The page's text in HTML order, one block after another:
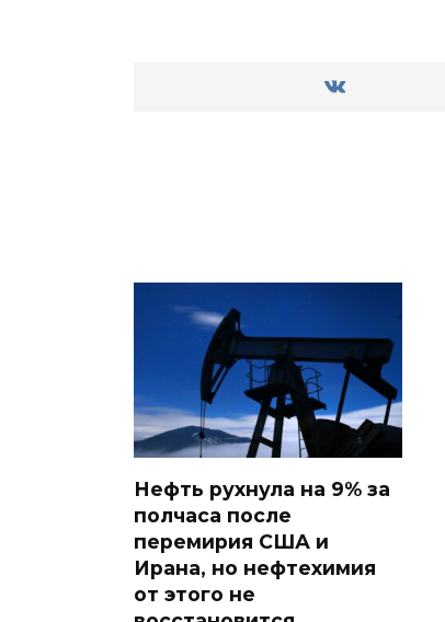
Нефть рухнула на 9% за
полчаса после
перемирия США и
Ирана, но нефтехимия
от этого не